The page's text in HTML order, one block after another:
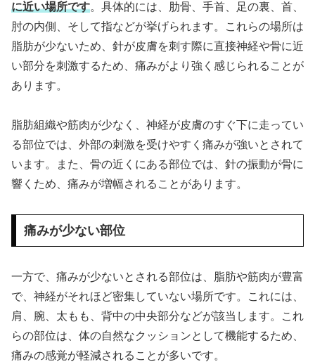
に近い場所です。具体的には、肋骨、手首、足の裏、首、
肘の内側、そして指などが挙げられます。これらの場所は
脂肪が少ないため、針が皮膚を刺す際に直接神経や骨に近
い部分を刺激するため、痛みがより強く感じられることが
あります。
脂肪組織や筋肉が少なく、神経が皮膚のすぐ下に走ってい
る部位では、外部の刺激を受けやすく痛みが強いとされて
います。また、骨の近くにある部位では、針の振動が骨に
響くため、痛みが増幅されることがあります。
痛みが少ない部位
一方で、痛みが少ないとされる部位は、脂肪や筋肉が豊富
で、神経がそれほど密集していない場所です。これには、
肩、腕、太もも、背中の中央部分などが該当します。これ
らの部位は、体の自然なクッションとして機能するため、
痛みの感覚が軽減されることが多いです。